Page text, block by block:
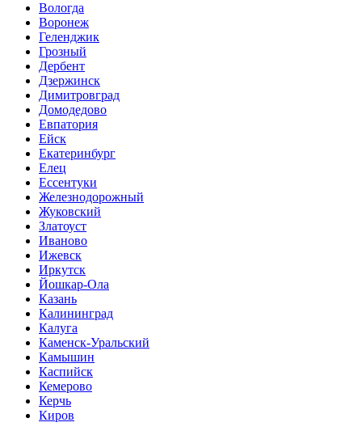
Вологда
Воронеж
Геленджик
Грозный
Дербент
Дзержинск
Димитровград
Домодедово
Евпатория
Ейск
Екатеринбург
Елец
Ессентуки
Железнодорожный
Жуковский
Златоуст
Иваново
Ижевск
Иркутск
Йошкар-Ола
Казань
Калининград
Калуга
Каменск-Уральский
Камышин
Каспийск
Кемерово
Керчь
Киров